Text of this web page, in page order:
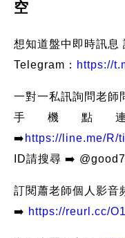
空
想知道盤中即時訊息
Telegram： https://
一對一私訊詢問老師
手機點
➡️ https://line.me/R/
ID請搜尋 ➡️
訂閱蕭老師個人影音
➡️ https://reurl.cc/